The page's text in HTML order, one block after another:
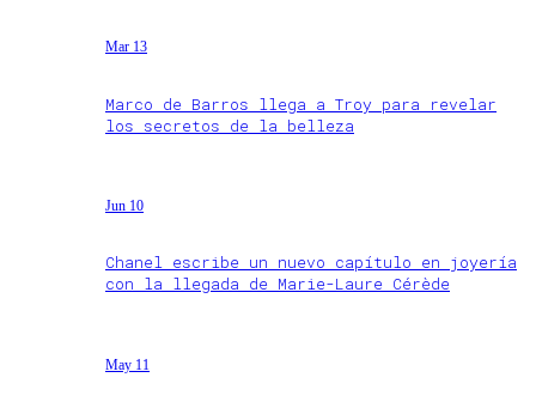
Mar 13
Marco de Barros llega a Troy para revelar
los secretos de la belleza
Jun 10
Chanel escribe un nuevo capítulo en joyería
con la llegada de Marie-Laure Cérède
May 11